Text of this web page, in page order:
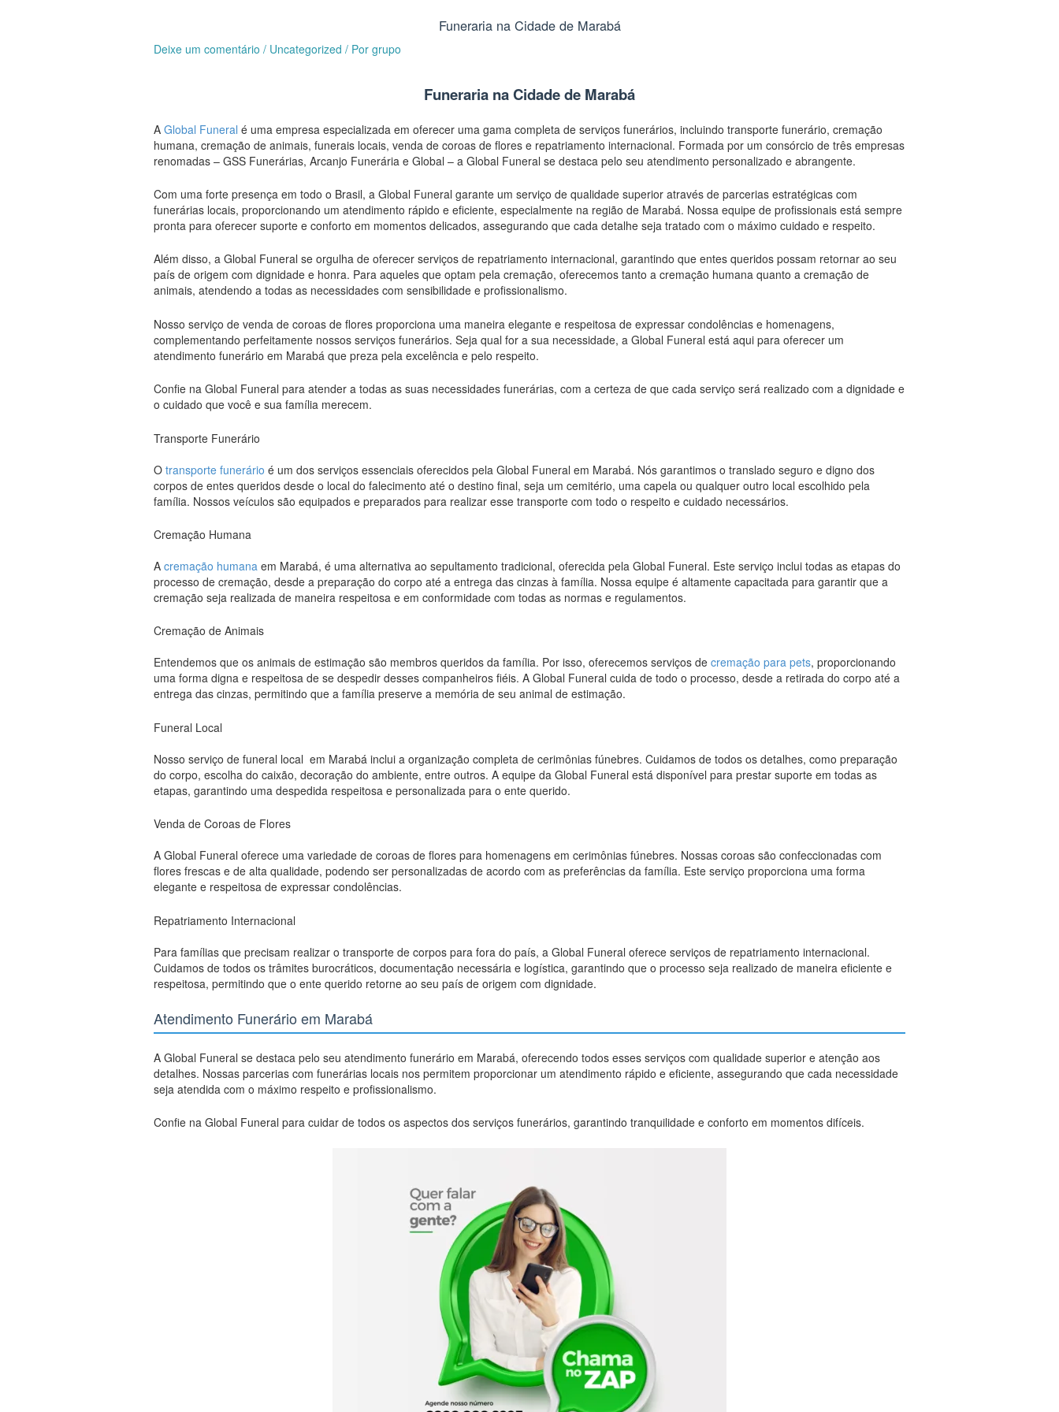
Funeraria na Cidade de Marabá
Deixe um comentário / Uncategorized / Porgrupo
Funeraria na Cidade de Marabá
AGlobal Funeral é uma empresa especializada em oferecer uma gama completa de serviços funerários, incluindo transporte funerário, cremação
humana, cremação de animais, funerais locais, venda de coroas de flores e repatriamento internacional. Formada por um consórcio de três empresas
renomadas – GSS Funerárias, Arcanjo Funerária e Global – a Global Funeral se destaca pelo seu atendimento personalizado e abrangente.
Com uma forte presença em todo o Brasil, a Global Funeral garante um serviço de qualidade superior através de parcerias estratégicas com
funerárias locais, proporcionando um atendimento rápido e eficiente, especialmente na região de Marabá. Nossa equipe de profissionais está sempre
pronta para oferecer suporte e conforto em momentos delicados, assegurando que cada detalhe seja tratado com o máximo cuidado e respeito.
Além disso, a Global Funeral se orgulha de oferecer serviços de repatriamento internacional, garantindo que entes queridos possam retornar ao seu
país de origem com dignidade e honra. Para aqueles que optam pela cremação, oferecemos tanto a cremação humana quanto a cremação de
animais, atendendo a todas as necessidades com sensibilidade e profissionalismo.
Nosso serviço de venda de coroas de flores proporciona uma maneira elegante e respeitosa de expressar condolências e homenagens,
complementando perfeitamente nossos serviços funerários. Seja qual for a sua necessidade, a Global Funeral está aqui para oferecer um
atendimento funerário em Marabá que preza pela excelência e pelo respeito.
Confie na Global Funeral para atender a todas as suas necessidades funerárias, com a certeza de que cada serviço será realizado com a dignidade e
o cuidado que você e sua família merecem.
Transporte Funerário
Otransporte funerário é um dos serviços essenciais oferecidos pela Global Funeral em Marabá. Nós garantimos o translado seguro e digno dos
corpos de entes queridos desde o local do falecimento até o destino final, seja um cemitério, uma capela ou qualquer outro local escolhido pela
família. Nossos veículos são equipados e preparados para realizar esse transporte com todo o respeito e cuidado necessários.
Cremação Humana
Acremação humana em Marabá, é uma alternativa ao sepultamento tradicional, oferecida pela Global Funeral. Este serviço inclui todas as etapas do
processo de cremação, desde a preparação do corpo até a entrega das cinzas à família. Nossa equipe é altamente capacitada para garantir que a
cremação seja realizada de maneira respeitosa e em conformidade com todas as normas e regulamentos.
Cremação de Animais
Entendemos que os animais de estimação são membros queridos da família. Por isso, oferecemos serviços decremação para pets, proporcionando
uma forma digna e respeitosa de se despedir desses companheiros fiéis. A Global Funeral cuida de todo o processo, desde a retirada do corpo até a
entrega das cinzas, permitindo que a família preserve a memória de seu animal de estimação.
Funeral Local
Nosso serviço de funeral local em Marabá inclui a organização completa de cerimônias fúnebres. Cuidamos de todos os detalhes, como preparação
do corpo, escolha do caixão, decoração do ambiente, entre outros. A equipe da Global Funeral está disponível para prestar suporte em todas as
etapas, garantindo uma despedida respeitosa e personalizada para o ente querido.
Venda de Coroas de Flores
A Global Funeral oferece uma variedade de coroas de flores para homenagens em cerimônias fúnebres. Nossas coroas são confeccionadas com
flores frescas e de alta qualidade, podendo ser personalizadas de acordo com as preferências da família. Este serviço proporciona uma forma
elegante e respeitosa de expressar condolências.
Repatriamento Internacional
Para famílias que precisam realizar o transporte de corpos para fora do país, a Global Funeral oferece serviços de repatriamento internacional.
Cuidamos de todos os trâmites burocráticos, documentação necessária e logística, garantindo que o processo seja realizado de maneira eficiente e
respeitosa, permitindo que o ente querido retorne ao seu país de origem com dignidade.
Atendimento Funerário em Marabá
A Global Funeral se destaca pelo seu atendimento funerário em Marabá, oferecendo todos esses serviços com qualidade superior e atenção aos
detalhes. Nossas parcerias com funerárias locais nos permitem proporcionar um atendimento rápido e eficiente, assegurando que cada necessidade
seja atendida com o máximo respeito e profissionalismo.
Confie na Global Funeral para cuidar de todos os aspectos dos serviços funerários, garantindo tranquilidade e conforto em momentos difíceis.